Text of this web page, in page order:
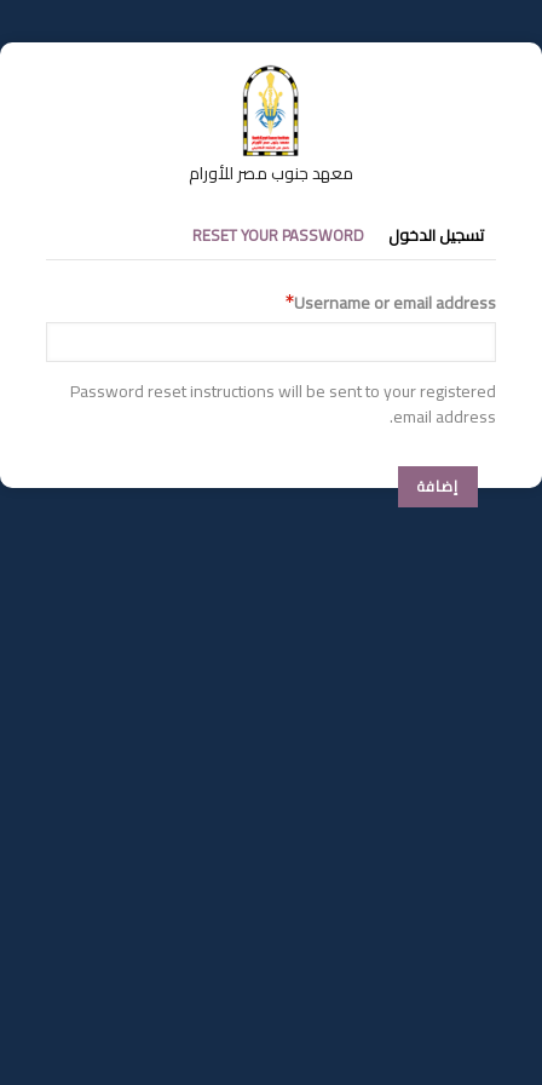
إلى
المحتوى
معهد جنوب مصر للأورام
التبويبات
الأساسية
تسجيل الدخول RESET YOUR PASSWORD
Username or email address
Password reset instructions will be sent to your registered
email address.